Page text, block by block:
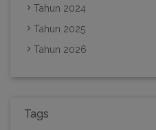
Tahun 2024
Tahun 2025
Tahun 2026
Tags